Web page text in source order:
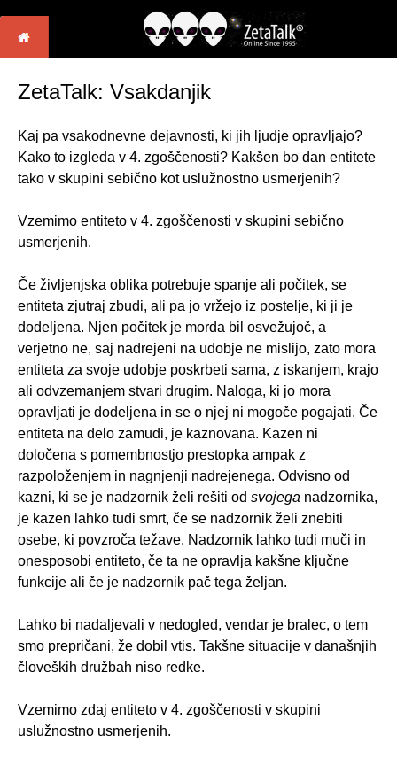
ZetaTalk: Vsakdanjik
Kaj pa vsakodnevne dejavnosti, ki jih ljudje opravljajo?
Kako to izgleda v 4. zgoščenosti? Kakšen bo dan entitete
tako v skupini sebično kot uslužnostno usmerjenih?
Vzemimo entiteto v 4. zgoščenosti v skupini sebično
usmerjenih.
Če življenjska oblika potrebuje spanje ali počitek, se
entiteta zjutraj zbudi, ali pa jo vržejo iz postelje, ki ji je
dodeljena. Njen počitek je morda bil osvežujoč, a
verjetno ne, saj nadrejeni na udobje ne mislijo, zato mora
entiteta za svoje udobje poskrbeti sama, z iskanjem, krajo
ali odvzemanjem stvari drugim. Naloga, ki jo mora
opravljati je dodeljena in se o njej ni mogoče pogajati. Če
entiteta na delo zamudi, je kaznovana. Kazen ni
določena s pomembnostjo prestopka ampak z
razpoloženjem in nagnjenji nadrejenega. Odvisno od
kazni, ki se je nadzornik želi rešiti od svojega nadzornika,
je kazen lahko tudi smrt, če se nadzornik želi znebiti
osebe, ki povzroča težave. Nadzornik lahko tudi muči in
onesposobi entiteto, če ta ne opravlja kakšne ključne
funkcije ali če je nadzornik pač tega željan.
Lahko bi nadaljevali v nedogled, vendar je bralec, o tem
smo prepričani, že dobil vtis. Takšne situacije v današnjih
človeških družbah niso redke.
Vzemimo zdaj entiteto v 4. zgoščenosti v skupini
uslužnostno usmerjenih.